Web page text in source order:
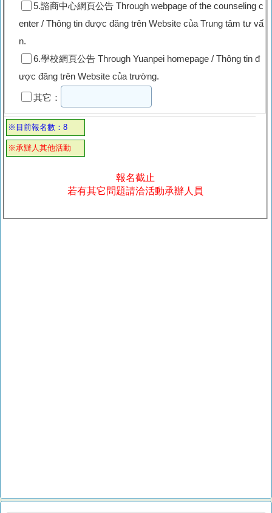
5.諮商中心網頁公告 Through webpage of the counseling c
enter / Thông tin được đăng trên Website của Trung tâm tư vấ
n.
6.學校網頁公告 Through Yuanpei homepage / Thông tin đ
ược đăng trên Website của trường.
其它：
※目前報名數：8
※承辦人其他活動
報名截止
若有其它問題請洽活動承辦人員